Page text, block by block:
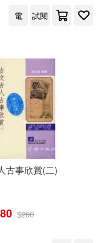
電
試閱
古事欣賞(二)
$200